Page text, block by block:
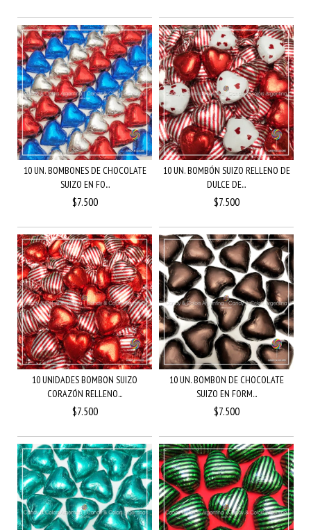
10 UN. BOMBONES DE CHOCOLATE
SUIZO EN FO...
$7.500
10 UN. BOMBÓN SUIZO RELLENO DE
DULCE DE...
$7.500
10 UNIDADES BOMBON SUIZO
CORAZÓN RELLENO...
$7.500
10 UN. BOMBON DE CHOCOLATE
SUIZO EN FORM...
$7.500